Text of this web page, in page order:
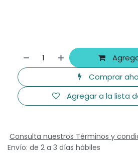
Comprar
Agregar a la lista
Consulta nuestros Términos y
Envío: de 2 a 3 días hábiles